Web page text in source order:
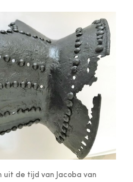
uit de tijd van Jacoba van